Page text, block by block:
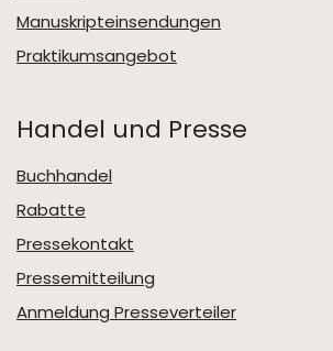
Manuskripteinsendungen
Praktikumsangebot
Handel und Presse
Buchhandel
Rabatte
Pressekontakt
Pressemitteilung
Anmeldung Presseverteiler